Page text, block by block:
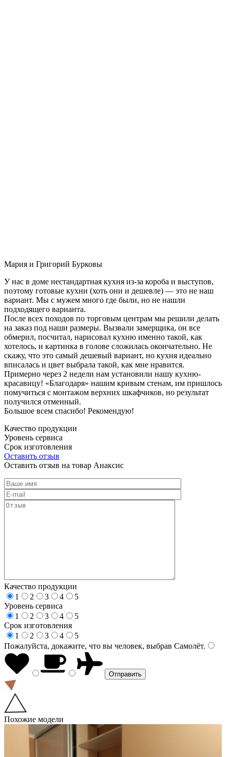
Мария и Григорий Бурковы
У нас в доме нестандартная кухня из-за короба и выступов,
поэтому готовые кухни (хоть они и дешевле) — это не наш
вариант. Мы с мужем много где были, но не нашли
подходящего варианта.
После всех походов по торговым центрам мы решили делать
на заказ под наши размеры. Вызвали замерщика, он все
обмерил, посчитал, нарисовал кухню именно такой, как
хотелось, и картинка в голове сложилась окончательно. Не
скажу, что это самый дешевый вариант, но кухня идеально
вписалась и цвет выбрала такой, как мне нравится.
Примерно через 2 недели нам установили нашу кухню-
красавицу! «Благодаря» нашим кривым стенам, им пришлось
помучиться с монтажом верхних шкафчиков, но результат
получился отменный.
Большое всем спасибо! Рекомендую!
Качество продукции
Уровень сервиса
Срок изготовления
Оставить отзыв
Оставить отзыв на товар Анаксис
Качество продукции
1
2 3 4
5
Уровень сервиса
1
2 3 4
5
Срок изготовления
1
2 3 4
5
Пожалуйста, докажите, что вы человек, выбрав Самолёт.
Похожие модели